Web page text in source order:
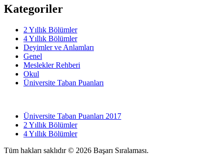
Kategoriler
2 Yıllık Bölümler
4 Yıllık Bölümler
Deyimler ve Anlamları
Genel
Meslekler Rehberi
Okul
Üniversite Taban Puanları
Üniversite Taban Puanları 2017
2 Yıllık Bölümler
4 Yıllık Bölümler
Tüm hakları saklıdır © 2026 Başarı Sıralaması.